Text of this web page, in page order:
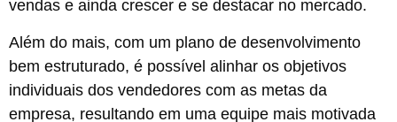
vendas e ainda crescer e se destacar no mercado.
Além do mais, com um plano de desenvolvimento
bem estruturado, é possível alinhar os objetivos
individuais dos vendedores com as metas da
empresa, resultando em uma equipe mais motivada